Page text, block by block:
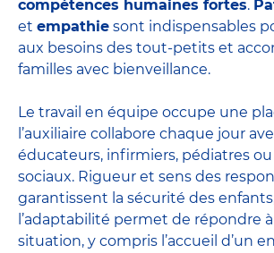
compétences humaines fortes.
et empathie sont indispensables
aux besoins des tout-petits et
familles avec bienveillance.
Le travail en équipe occupe une
l’auxiliaire collabore chaque jour
éducateurs, infirmiers, pédiatres
sociaux. Rigueur et sens des
garantissent la sécurité des
l’adaptabilité permet de répondre
situation, y compris l’accueil d’un